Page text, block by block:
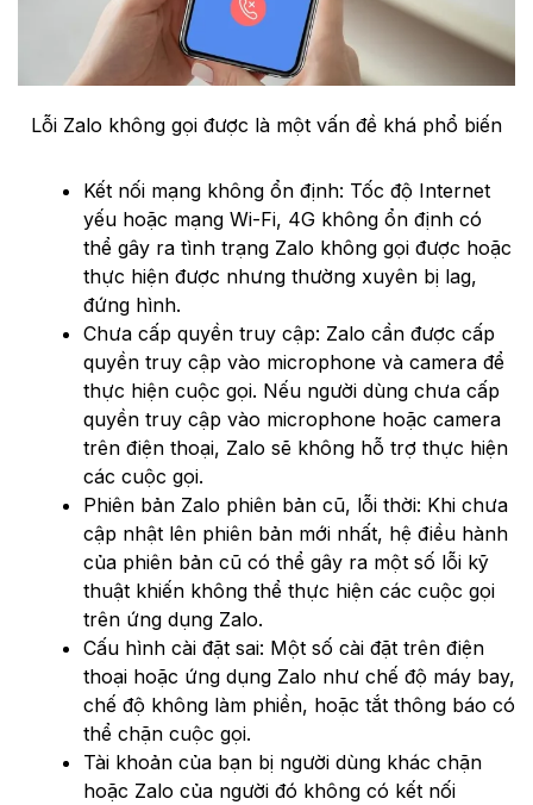
Lỗi Zalo không gọi được là một vấn đề khá phổ biến
Kết nối mạng không ổn định: Tốc độ Internet
yếu hoặc mạng Wi-Fi, 4G không ổn định có
thể gây ra tình trạng Zalo không gọi được hoặc
thực hiện được nhưng thường xuyên bị lag,
đứng hình.
Chưa cấp quyền truy cập: Zalo cần được cấp
quyền truy cập vào microphone và camera để
thực hiện cuộc gọi. Nếu người dùng chưa cấp
quyền truy cập vào microphone hoặc camera
trên điện thoại, Zalo sẽ không hỗ trợ thực hiện
các cuộc gọi.
Phiên bản Zalo phiên bản cũ, lỗi thời: Khi chưa
cập nhật lên phiên bản mới nhất, hệ điều hành
của phiên bản cũ có thể gây ra một số lỗi kỹ
thuật khiến không thể thực hiện các cuộc gọi
trên ứng dụng Zalo.
Cấu hình cài đặt sai: Một số cài đặt trên điện
thoại hoặc ứng dụng Zalo như chế độ máy bay,
chế độ không làm phiền, hoặc tắt thông báo có
thể chặn cuộc gọi.
Tài khoản của bạn bị người dùng khác chặn
hoặc Zalo của người đó không có kết nối